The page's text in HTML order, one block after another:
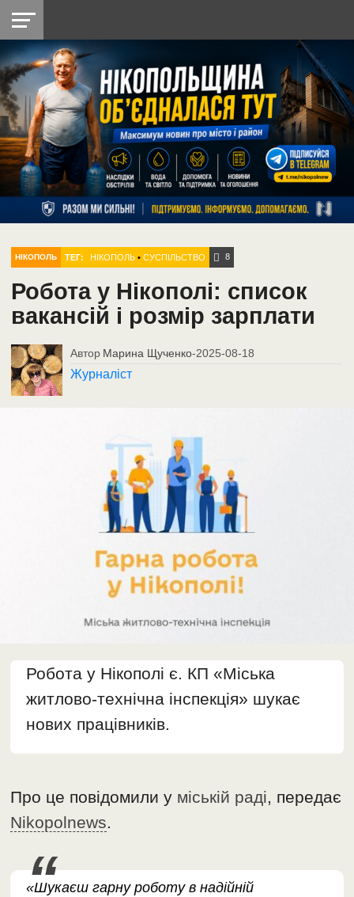
НІКОПОЛЬ
РАЙОН
СІЧЕСЛАВСЬКА
УКРАЇНА
РЕТРО
НІКОПОЛЬ
ЛАЙТ
УКРАЇНА
ДОПОМОГА
РАДІО
НІКОПОЛЬ ТЕГ: НІКОПОЛЬ •СУСПІЛЬСТВО 8
Робота у Нікополі: список
вакансій і розмір зарплати
Автор Марина Щученко-2025-08-18
Журналіст
Робота у Нікополі є. КП «Міська
житлово-технічна інспекція» шукає
нових працівників.
Про це повідомили у міській раді, передає
Nikopolnews.
«Шукаєш гарну роботу в надійній